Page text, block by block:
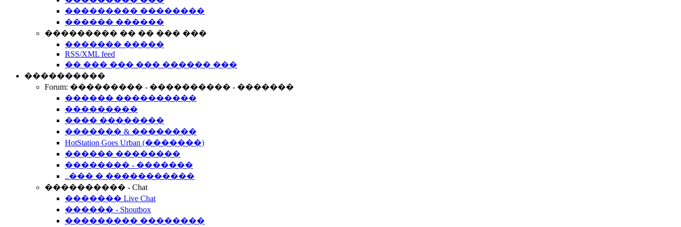
��������� ��������
������ ������
��������� �� �� ��� ���
������� �����
RSS/XML feed
�� ��� ��� ��� ������ ���
����������
Forum: ��������� - ���������� - �������
������ ����������
���������
���� ��������
������� & ��������
HotStation Goes Urban (�������)
������ ��������
�������� - �������
..��� � �����������
���������� - Chat
������� Live Chat
������ - Shoutbox
��������� ��������